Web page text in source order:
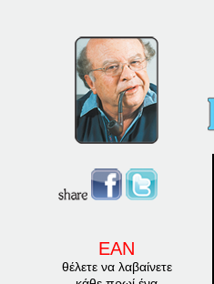
ΕΑΝ
θέλετε να λαβαίνετε